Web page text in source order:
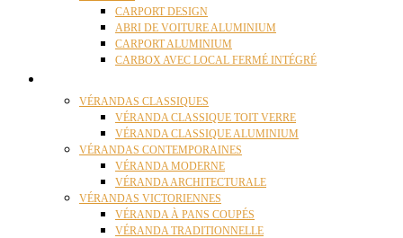
CARPORT DESIGN
ABRI DE VOITURE ALUMINIUM
CARPORT ALUMINIUM
CARBOX AVEC LOCAL FERMÉ INTÉGRÉ
VÉRANDAS CLASSIQUES
VÉRANDA CLASSIQUE TOIT VERRE
VÉRANDA CLASSIQUE ALUMINIUM
VÉRANDAS CONTEMPORAINES
VÉRANDA MODERNE
VÉRANDA ARCHITECTURALE
VÉRANDAS VICTORIENNES
VÉRANDA À PANS COUPÉS
VÉRANDA TRADITIONNELLE